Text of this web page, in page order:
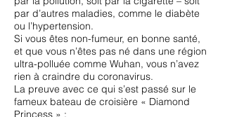
par d’autres maladies, comme le diabète
ou l’hypertension.
Si vous êtes non-fumeur, en bonne santé,
et que vous n’êtes pas né dans une région
ultra-polluée comme Wuhan, vous n’avez
rien à craindre du coronavirus.
La preuve avec ce qui s’est passé sur le
fameux bateau de croisière « Diamond
Princess » :